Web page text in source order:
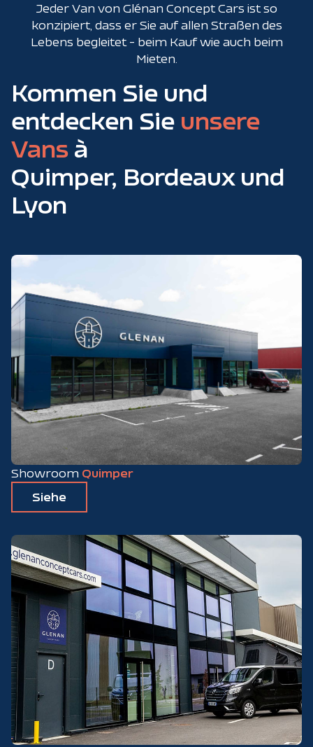
Jeder Van von Glénan Concept Cars ist so
konzipiert, dass er Sie auf allen Straßen des
Lebens begleitet - beim Kauf wie auch beim
Mieten.
Kommen Sie und
entdecken Sie unsere
Vans à
Quimper, Bordeaux und
Lyon
Showroom Quimper
Siehe